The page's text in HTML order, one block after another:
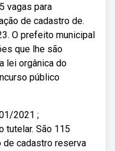
vagas para
de cadastro de.
O prefeito municipal
que lhe são
lei orgânica do
público
2021 ;
tutelar. São 115
cadastro reserva